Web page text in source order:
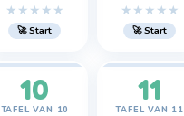
★ ★ ★ ★ ★
🚀 Start
★ ★ ★ ★ ★
🚀 Start
10
TAFEL VAN 10
11
TAFEL VAN 11